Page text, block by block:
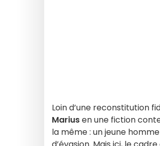
Loin d’une reconstitution
Mariusen une fiction
la même : un jeune